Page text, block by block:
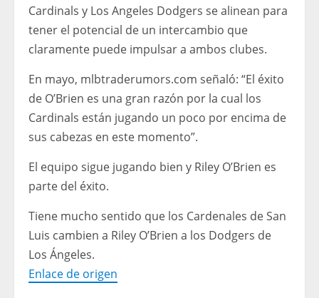
Cardinals y Los Angeles Dodgers se alinean para
tener el potencial de un intercambio que
claramente puede impulsar a ambos clubes.
En mayo, mlbtraderumors.com señaló: “El éxito
de O’Brien es una gran razón por la cual los
Cardinals están jugando un poco por encima de
sus cabezas en este momento”.
El equipo sigue jugando bien y Riley O’Brien es
parte del éxito.
Tiene mucho sentido que los Cardenales de San
Luis cambien a Riley O’Brien a los Dodgers de
Los Ángeles.
Enlace de origen